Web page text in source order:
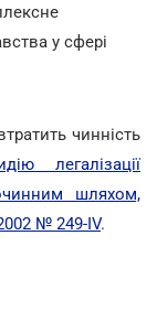
у сфері
чинність
легалізації
шляхом,
№ 249-IV.